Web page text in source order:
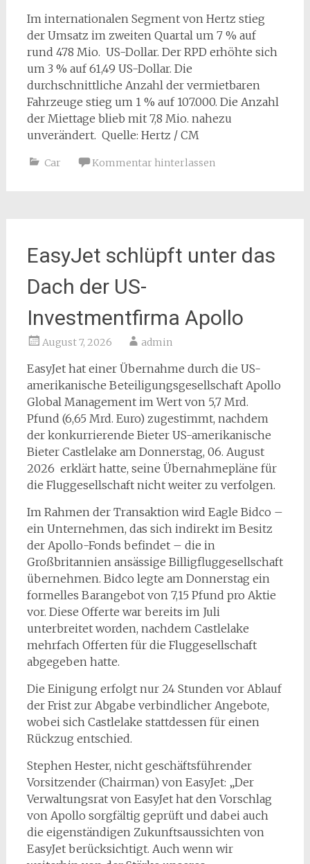
Im internationalen Segment von Hertz stieg
der Umsatz im zweiten Quartal um 7 % auf
rund 478 Mio. US-Dollar. Der RPD erhöhte sich
um 3 % auf 61,49 US-Dollar. Die
durchschnittliche Anzahl der vermietbaren
Fahrzeuge stieg um 1 % auf 107.000. Die Anzahl
der Miettage blieb mit 7,8 Mio. nahezu
unverändert. Quelle: Hertz / CM
Car Kommentar hinterlassen
EasyJet schlüpft unter das
Dach der US-
Investmentfirma Apollo
August 7, 2026 admin
EasyJet hat einer Übernahme durch die US-
amerikanische Beteiligungsgesellschaft Apollo
Global Management im Wert von 5,7 Mrd.
Pfund (6,65 Mrd. Euro) zugestimmt, nachdem
der konkurrierende Bieter US-amerikanische
Bieter Castlelake am Donnerstag, 06. August
2026 erklärt hatte, seine Übernahmepläne für
die Fluggesellschaft nicht weiter zu verfolgen.
Im Rahmen der Transaktion wird Eagle Bidco –
ein Unternehmen, das sich indirekt im Besitz
der Apollo-Fonds befindet – die in
Großbritannien ansässige Billigfluggesellschaft
übernehmen. Bidco legte am Donnerstag ein
formelles Barangebot von 7,15 Pfund pro Aktie
vor. Diese Offerte war bereits im Juli
unterbreitet worden, nachdem Castlelake
mehrfach Offerten für die Fluggesellschaft
abgegeben hatte.
Die Einigung erfolgt nur 24 Stunden vor Ablauf
der Frist zur Abgabe verbindlicher Angebote,
wobei sich Castlelake stattdessen für einen
Rückzug entschied.
Stephen Hester, nicht geschäftsführender
Vorsitzender (Chairman) von EasyJet: „Der
Verwaltungsrat von EasyJet hat den Vorschlag
von Apollo sorgfältig geprüft und dabei auch
die eigenständigen Zukunftsaussichten von
EasyJet berücksichtigt. Auch wenn wir